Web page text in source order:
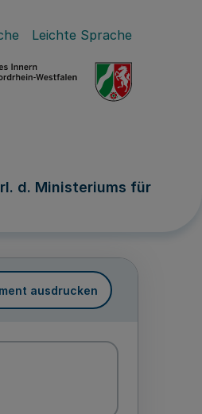
Leichte Sprache
d. Ministeriums für
ausdrucken